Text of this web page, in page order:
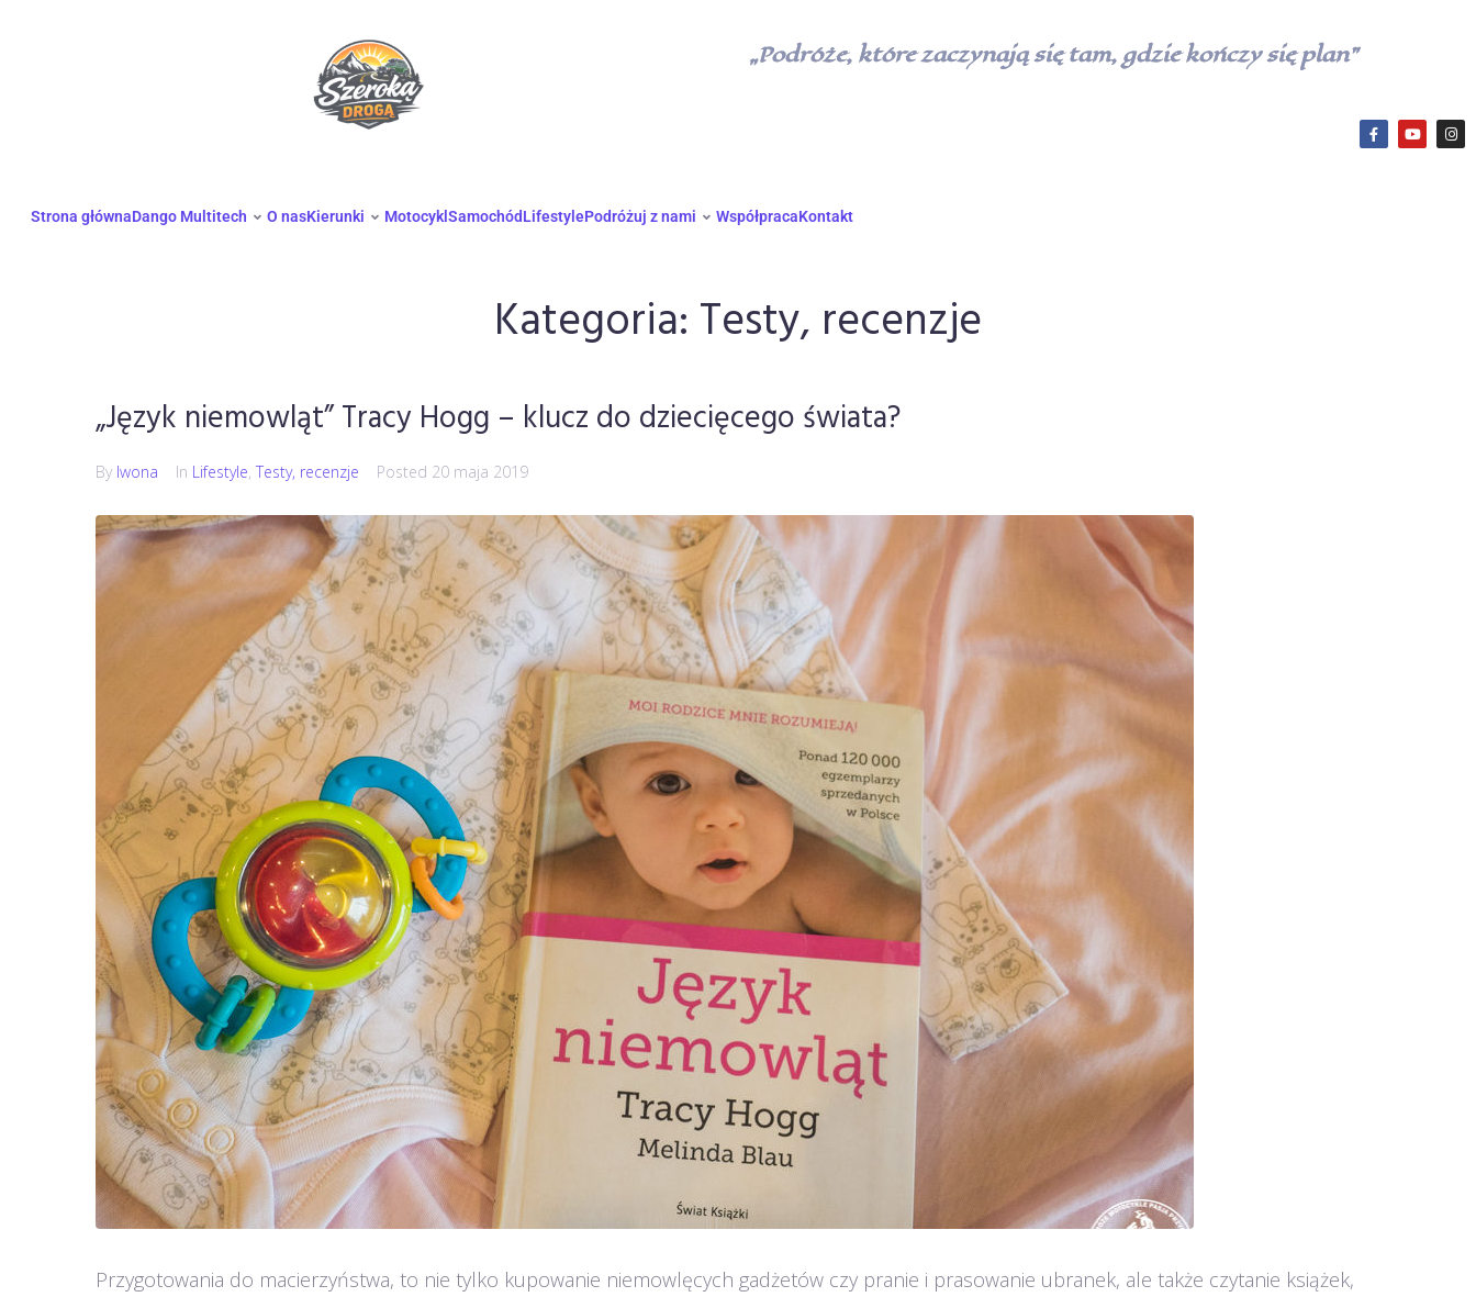
„Podróże, które zaczynają się tam, gdzie kończy się plan”
Strona głównaDango Multitech O nasKierunki Motocykl SamochódLifestylePodróżuj z nami WspółpracaKontakt
Kategoria: Testy, recenzje
„Język niemowląt” Tracy Hogg – klucz do dziecięcego świata?
By Iwona In Lifestyle, Testy, recenzje Posted 20 maja 2019
Przygotowania do macierzyństwa, to nie tylko kupowanie niemowlęcych gadżetów czy pranie i prasowanie ubranek, ale także czytanie książek,